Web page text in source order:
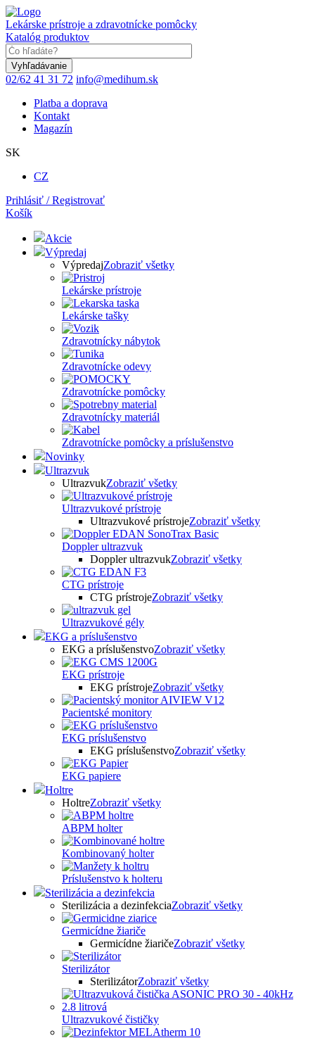
Skočiť
na
hlavný
obsah
Lekárske prístroje a zdravotnícke pomôcky
Katalóg produktov
02/62 41 31 72 info@medihum.sk
Platba a doprava
Kontakt
Magazín
SK
CZ
Prihlásiť / Registrovať
Košík
Akcie
Výpredaj
VýpredajZobraziť všetky
Lekárske prístroje
Lekárske tašky
Zdravotnícky nábytok
Zdravotnícke odevy
Zdravotnícke pomôcky
Zdravotnícky materiál
Zdravotnícke pomôcky a príslušenstvo
Novinky
Ultrazvuk
UltrazvukZobraziť všetky
Ultrazvukové prístroje
Ultrazvukové prístrojeZobraziť všetky
Doppler ultrazvuk
Doppler ultrazvukZobraziť všetky
CTG prístroje
CTG prístrojeZobraziť všetky
Ultrazvukové gély
EKG a príslušenstvo
EKG a príslušenstvoZobraziť všetky
EKG prístroje
EKG prístrojeZobraziť všetky
Pacientské monitory
EKG príslušenstvo
EKG príslušenstvoZobraziť všetky
EKG papiere
Holtre
HoltreZobraziť všetky
ABPM holter
Kombinovaný holter
Príslušenstvo k holteru
Sterilizácia a dezinfekcia
Sterilizácia a dezinfekciaZobraziť všetky
Germicídne žiariče
Germicídne žiaričeZobraziť všetky
Sterilizátor
SterilizátorZobraziť všetky
Ultrazvukové čističky